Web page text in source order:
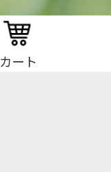
カート